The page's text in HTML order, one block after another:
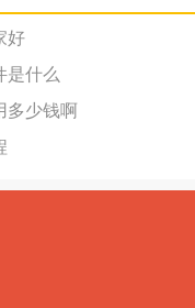
好
是什么
多少钱啊